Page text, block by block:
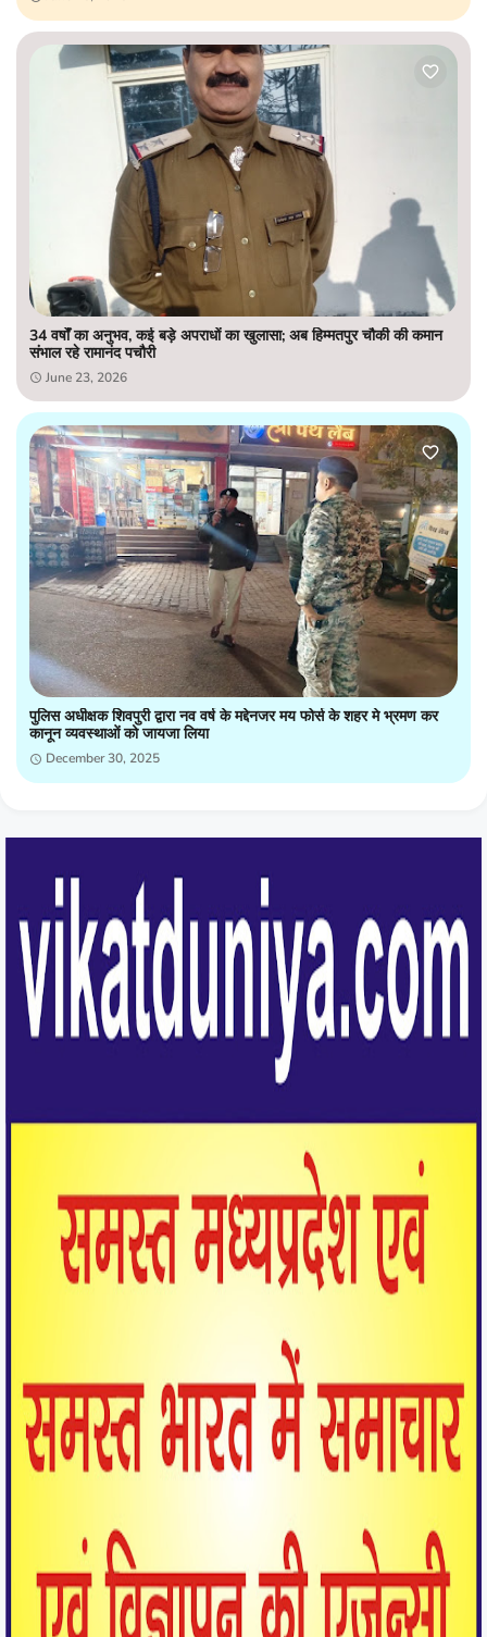
34 वर्षों का अनुभव, कई बड़े अपराधों का खुलासा; अब हिम्मतपुर चौकी की कमान
संभाल रहे रामानंद पचौरी
June 23, 2026
पुलिस अधीक्षक शिवपुरी द्वारा नव वर्ष के मद्देनजर मय फोर्स के शहर मे भ्रमण कर
कानून व्यवस्थाओं को जायजा लिया
December 30, 2025